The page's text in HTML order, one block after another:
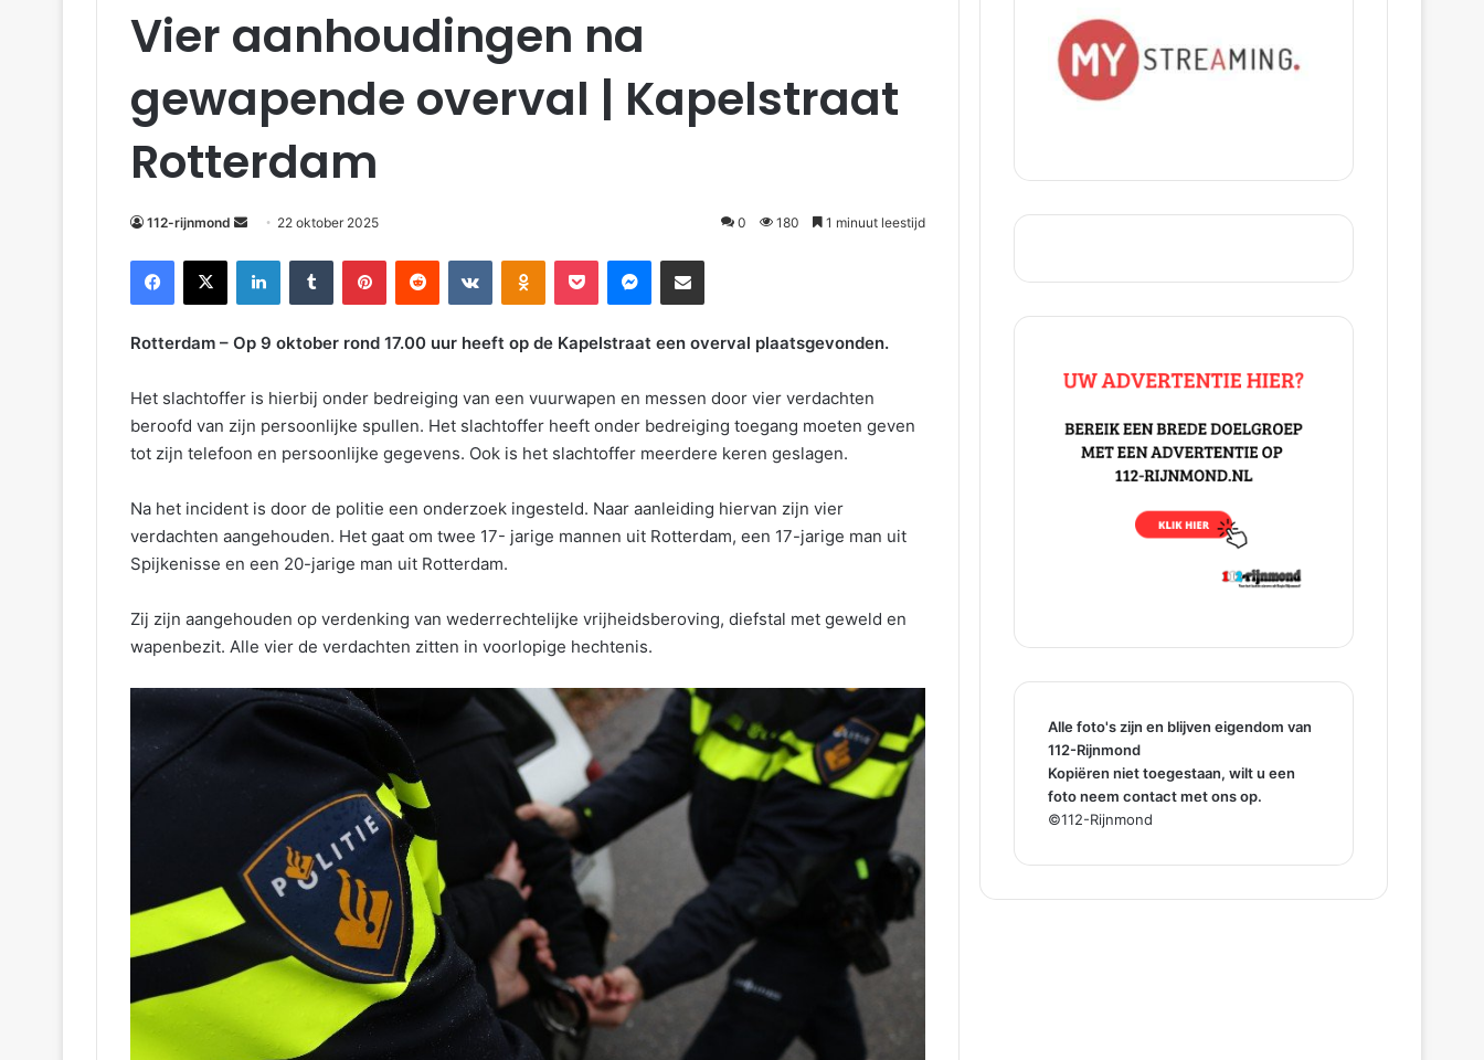
Vier aanhoudingen na
gewapende overval | Kapelstraat
Rotterdam
112-rijnmond 22 oktober 2025 0 180 1 minuut leestijd
Facebook
X LinkedInTumblr PinterestReddit VKontakteOdnoklassniki
Pocket Messenger
Deel via E-mail
Rotterdam – Op 9 oktober rond 17.00 uur heeft op de Kapelstraat een overval plaatsgevonden.
Het slachtoffer is hierbij onder bedreiging van een vuurwapen en messen door vier verdachten
beroofd van zijn persoonlijke spullen. Het slachtoffer heeft onder bedreiging toegang moeten geven
tot zijn telefoon en persoonlijke gegevens. Ook is het slachtoffer meerdere keren geslagen.
Na het incident is door de politie een onderzoek ingesteld. Naar aanleiding hiervan zijn vier
verdachten aangehouden. Het gaat om twee 17- jarige mannen uit Rotterdam, een 17-jarige man uit
Spijkenisse en een 20-jarige man uit Rotterdam.
Zij zijn aangehouden op verdenking van wederrechtelijke vrijheidsberoving, diefstal met geweld en
wapenbezit. Alle vier de verdachten zitten in voorlopige hechtenis.
Alle foto's zijn en blijven eigendom van
112-Rijnmond
Kopiëren niet toegestaan, wilt u een
foto neem contact met ons op.
©112-Rijnmond